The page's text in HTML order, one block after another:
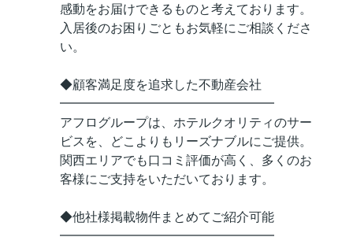
感動をお届けできるものと考えております。
入居後のお困りごともお気軽にご相談くださ
い。
◆顧客満足度を追求した不動産会社
━━━━━━━━━━━━━━━━━
アフログループは、ホテルクオリティのサー
ビスを、どこよりもリーズナブルにご提供。
関西エリアでも口コミ評価が高く、多くのお
客様にご支持をいただいております。
◆他社様掲載物件まとめてご紹介可能